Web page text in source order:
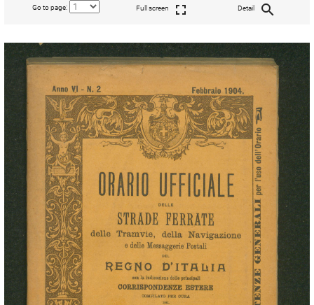
Go to page: Full screen Detail